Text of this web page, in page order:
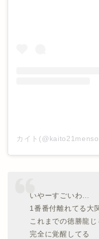
カイト
いやーすごいわ…
1番番付離れてる大
これまでの徳勝龍
完全に覚醒してる